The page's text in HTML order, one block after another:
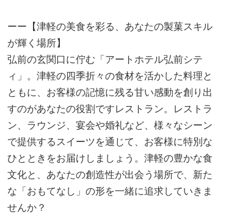
ーー【津軽の美食を彩る、あなたの製菓スキル
が輝く場所】
弘前の玄関口に佇む「アートホテル弘前シテ
ィ」。津軽の四季折々の食材を活かした料理と
ともに、お客様の記憶に残る甘い感動を創り出
すのがあなたの役割ですレストラン。レストラ
ン、ラウンジ、宴会や婚礼など、様々なシーン
で提供するスイーツを通じて、お客様に特別な
ひとときをお届けしましょう。津軽の豊かな食
文化と、あなたの創造性が出会う場所で、新た
な「おもてなし」の形を一緒に追求していきま
せんか？